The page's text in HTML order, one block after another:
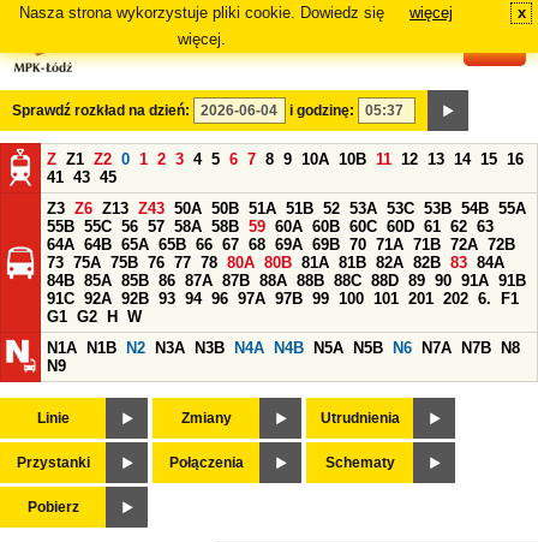
Nasza strona wykorzystuje pliki cookie. Dowiedz się
więcej.
więcej x
Sprawdź rozkład na dzień: i godzinę:
Z Z1 Z2 0 1 2 3 4 5 6 7 8 9 10A 10B 11 12 13 14 15 16
41 43 45
Z3 Z6 Z13 Z43 50A 50B 51A 51B 52 53A 53C 53B 54B 55A
55B 55C 56 57 58A 58B 59 60A 60B 60C 60D 61 62 63
64A 64B 65A 65B 66 67 68 69A 69B 70 71A 71B 72A 72B
73 75A 75B 76 77 78 80A 80B 81A 81B 82A 82B 83 84A
84B 85A 85B 86 87A 87B 88A 88B 88C 88D 89 90 91A 91B
91C 92A 92B 93 94 96 97A 97B 99 100 101 201 202 6.
F1
G1 G2 H
W
N1A
N1B N2 N3A N3B N4A N4B N5A N5B N6 N7A N7B
N8
N9
Linie Zmiany Utrudnienia
Przystanki Połączenia Schematy
Pobierz